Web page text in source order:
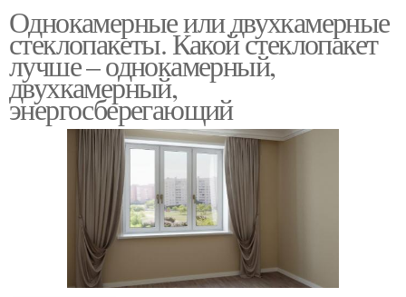
Однокамерные или двухкамерные
стеклопакеты. Какой стеклопакет
лучше – однокамерный,
двухкамерный,
энергосберегающий